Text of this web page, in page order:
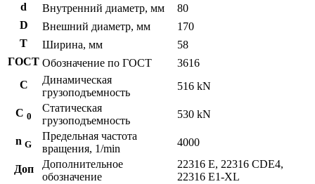
d
Внутренний диаметр, мм
80
D
Внешний диаметр, мм
170
T
Ширина, мм
58
ГОСТ Обозначение по ГОСТ
3616
C
Динамическая
грузоподъемность
516 kN
С 0
Статическая
грузоподъемность
530 kN
n G
Предельная частота
вращения, 1/min
4000
Доп
Дополнительное
обозначение
22316 E, 22316 CDE4,
22316 E1-XL